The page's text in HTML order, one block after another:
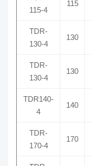
115-4
115
TDR-
130-4
130
TDR-
130-4
130
TDR140-
4
140
TDR-
170-4
170